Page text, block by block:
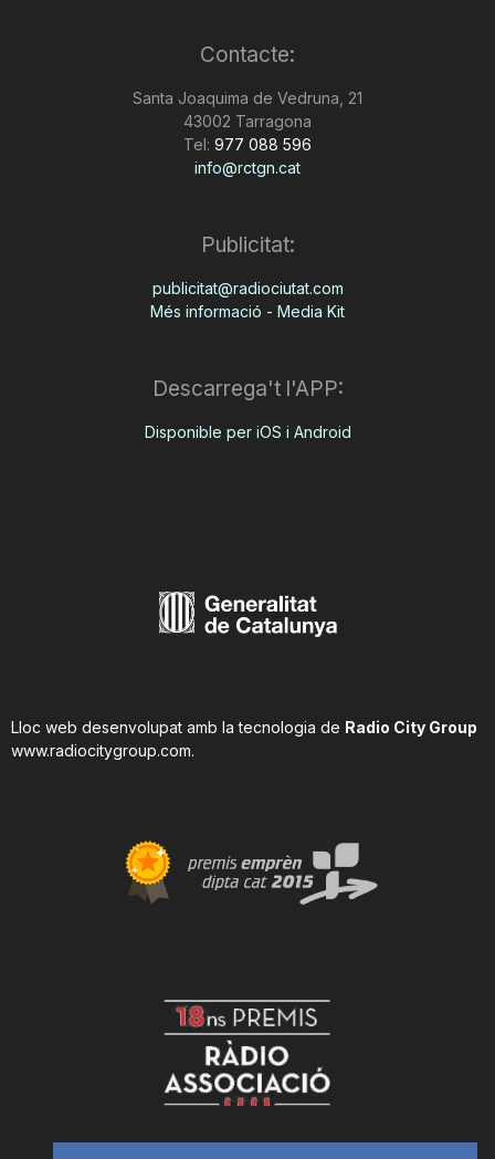
Contacte:
Santa Joaquima de Vedruna, 21
43002 Tarragona
Tel: 977 088 596
info@rctgn.cat
Publicitat:
publicitat@radiociutat.com
Més informació - Media Kit
Descarrega't l'APP:
Disponible per iOS i Android
Lloc web desenvolupat amb la tecnologia de Radio City Group
www.radiocitygroup.com.